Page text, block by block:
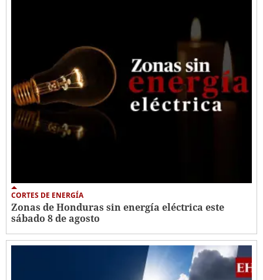
CORTES DE ENERGÍA
Zonas de Honduras sin energía eléctrica este
sábado 8 de agosto